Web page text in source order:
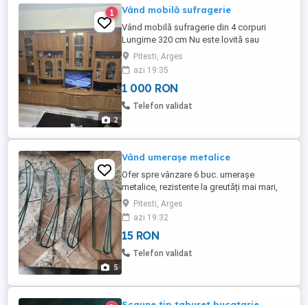
2
1 Vând mobilă sufragerie
Vând mobilă sufragerie din 4 corpuri
Lungime 320 cm Nu este lovită sau
zgâriată
Pitesti, Arges
azi 19:35
1 000 RON
Telefon validat
5
Vând umerașe metalice
Ofer spre vânzare 6 buc. umerașe
metalice, rezistente la greutăți mai mari,
vopsite în culoarea verde închis. Prețul
este de 15 lei buc.
Pitesti, Arges
azi 19:32
15 RON
Telefon validat